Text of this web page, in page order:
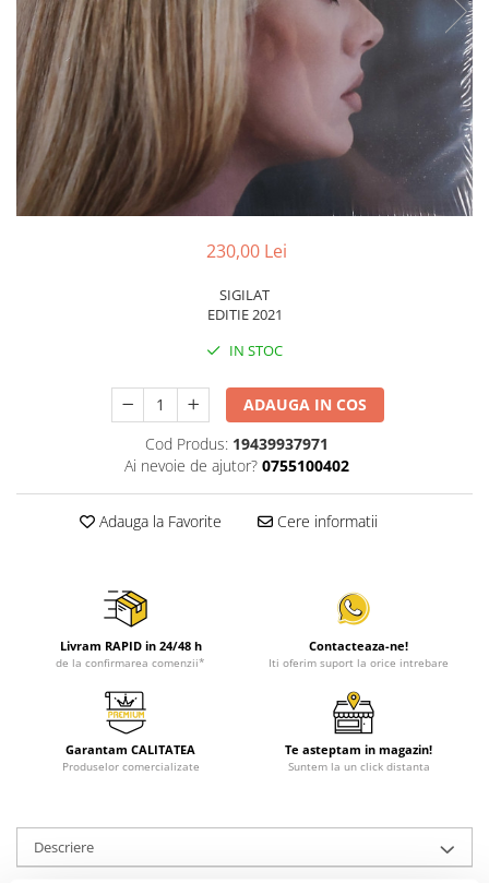
Viniluri Românești
Colecția Electrecord
230,00 Lei
SIGILAT
EDITIE 2021
IN STOC
ADAUGA IN COS
Cod Produs: 19439937971
Ai nevoie de ajutor? 0755100402
Adauga la Favorite Cere informatii
Livram RAPID in 24/48 h
de la confirmarea comenzii*
Contacteaza-ne!
Iti oferim suport la orice intrebare
Garantam CALITATEA
Produselor comercializate
Te asteptam in magazin!
Suntem la un click distanta
Descriere